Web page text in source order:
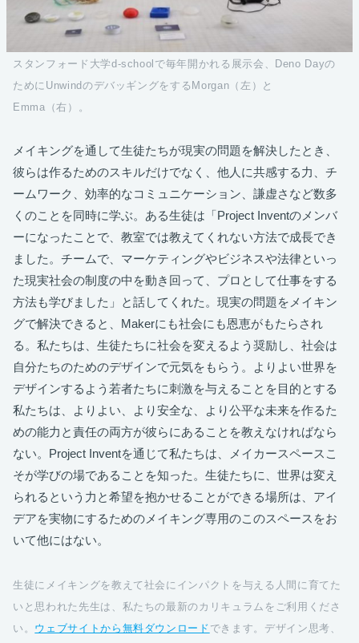
スタンフォード大学d-schoolで毎年開かれる展示会、Deno Dayの
ためにUnwindのデバッギングをするMorgan（左）と
Emma（右）。
メイキングを通して生徒たちが現実の問題を解決したとき、
彼らは作るためのスキルだけでなく、他人に共感する力、チ
ームワーク、効率的なコミュニケーション、謙虚さなど数多
くのことを同時に学ぶ。ある生徒は「Project Inventのメンバ
ーになったことで、教室では教えてくれない方法で成長でき
ました。チームで、マーケティングやビジネスや法律といっ
た現実社会の制度の中を動き回って、プロとして仕事をする
方法も学びました」と話してくれた。現実の問題をメイキン
グで解決できると、Makerにも社会にも恩恵がもたらされ
る。私たちは、生徒たちに社会を変えるよう奨励し、社会は
自分たちのためのデザインで元気をもらう。よりよい世界を
デザインするよう若者たちに刺激を与えることを目的とする
私たちは、よりよい、より安全な、より公平な未来を作るた
めの能力と責任の両方が彼らにあることを教えなければなら
ない。Project Inventを通じて私たちは、メイカースペースこ
そが学びの場であることを知った。生徒たちに、世界は変え
られるという力と希望を抱かせることができる場所は、アイ
デアを実物にするためのメイキング専用のこのスペースをお
いて他にはない。
生徒にメイキングを教えて社会にインパクトを与える人間に育てた
いと思われた先生は、私たちの最新のカリキュラムをご利用くださ
い。 ウェブサイトから無料ダウンロード できます。デザイン思考、